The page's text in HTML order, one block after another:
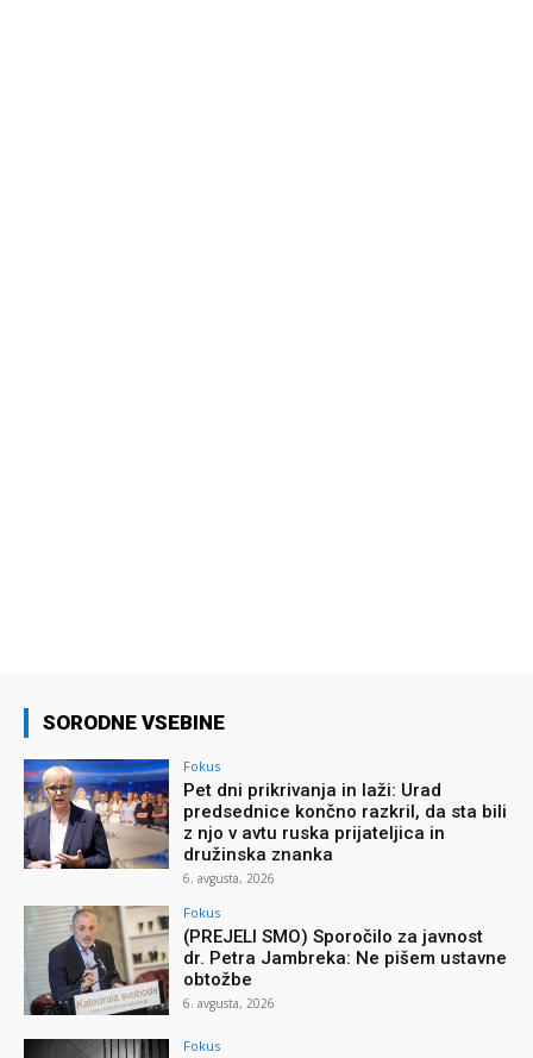
SORODNE VSEBINE
Fokus
Pet dni prikrivanja in laži: Urad
predsednice končno razkril, da sta bili
z njo v avtu ruska prijateljica in
družinska znanka
6. avgusta, 2026
Fokus
(PREJELI SMO) Sporočilo za javnost
dr. Petra Jambreka: Ne pišem ustavne
obtožbe
6. avgusta, 2026
Fokus